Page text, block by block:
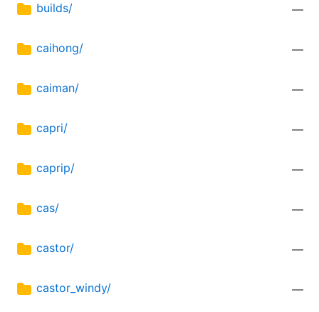
builds/ —
caihong/ —
caiman/ —
capri/ —
caprip/ —
cas/ —
castor/ —
castor_windy/ —